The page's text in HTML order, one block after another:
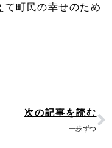
て町民の幸せのため
次の記事を読む
一歩ずつ